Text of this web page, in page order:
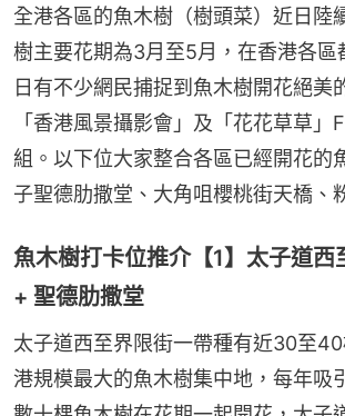
全港各區的魚木樹（樹頭菜）近日陸
樹主要花期為3月至5月，在香港各區
日有不少網民捕捉到魚木樹開花絕美
「香港風景攝影會」及「花花草草
組。以下位大家整合各區已經開花的
子聖德肋撒堂、大角咀櫻桃街天橋、
魚木樹打卡位推介【1】太子道西
+ 聖德肋撒堂
太子道西至界限街一帶種有近30至
港規模最大的魚木樹集中地，每年吸